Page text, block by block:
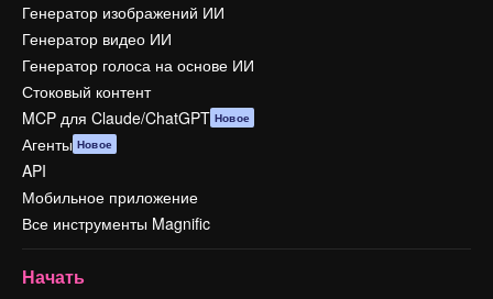
Генератор изображений ИИ
Генератор видео ИИ
Генератор голоса на основе ИИ
Стоковый контент
MCP для Claude/ChatGPT Новое
Агенты Новое
API
Мобильное приложение
Все инструменты Magnific
Начать